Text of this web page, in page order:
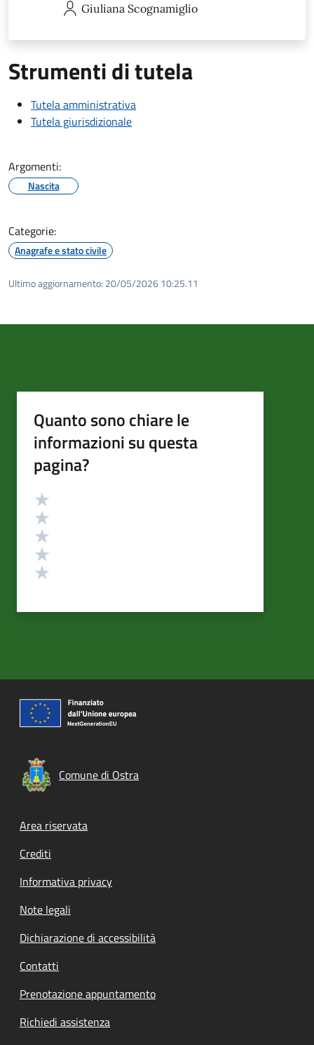
Giuliana Scognamiglio
Strumenti di tutela
Tutela amministrativa
Tutela giurisdizionale
Argomenti:
Nascita
Categorie:
Anagrafe e stato civile
Ultimo aggiornamento: 20/05/2026 10:25.11
Quanto sono chiare le
informazioni su questa
pagina?
Valutazione
Comune di Ostra
Footer menu
Area riservata
Crediti
Informativa privacy
Note legali
Dichiarazione di accessibilità
Contatti
Prenotazione appuntamento
Richiedi assistenza